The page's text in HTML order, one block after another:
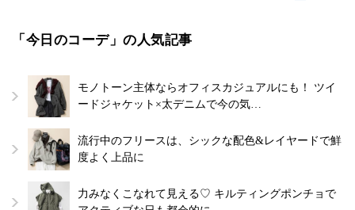
「今日のコーデ」の人気記事
モノトーン主体ならオフィスカジュアルにも！ ツイ
ードジャケット×太デニムで今の気…
流行中のフリースは、シックな配色&レイヤードで鮮
度よく上品に
力みなくこなれて見える♡ キルティングポンチョで